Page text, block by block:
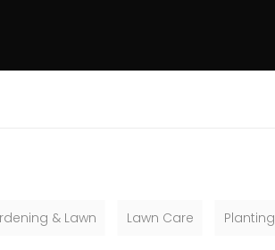
& Lawn Lawn Care Planting